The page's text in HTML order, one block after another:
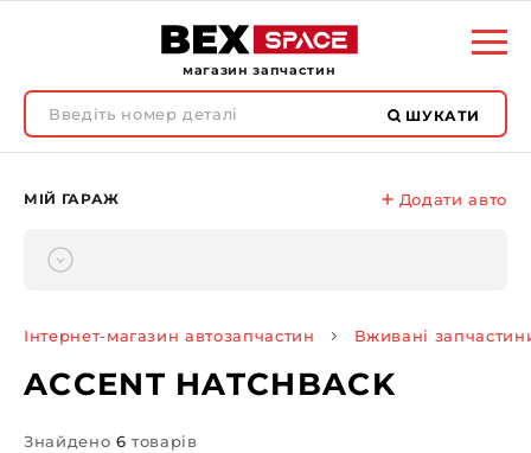
магазин запчастин
ШУКАТИ
МІЙ ГАРАЖ Додати авто
Інтернет-магазин автозапчастин Вживані
ACCENT HATCHBACK
Знайдено 6 товарів